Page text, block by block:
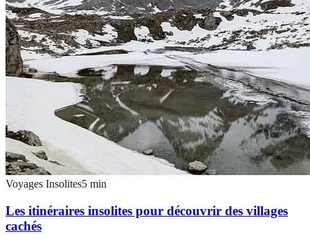
Voyages Insolites5 min
Les itinéraires insolites pour découvrir des villages
cachés